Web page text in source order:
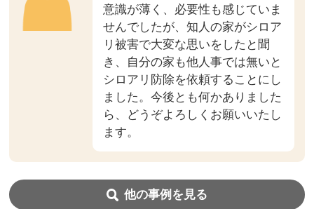
意識が薄く、必要性も感じていま
せんでしたが、知人の家がシロア
リ被害で大変な思いをしたと聞
き、自分の家も他人事では無いと
シロアリ防除を依頼することにし
ました。今後とも何かありました
ら、どうぞよろしくお願いいたし
ます。
他の事例を見る